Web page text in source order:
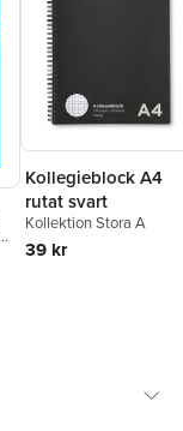
Kollegieblock A4
rutat svart
Kollektion Stora A
39 kr